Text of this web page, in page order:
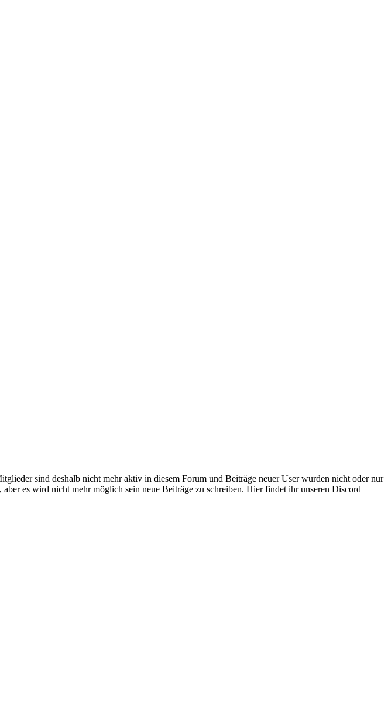
sind deshalb nicht mehr aktiv in diesem Forum und Beiträge neuer User wurden nicht oder nur
es wird nicht mehr möglich sein neue Beiträge zu schreiben. Hier findet ihr unseren Discord